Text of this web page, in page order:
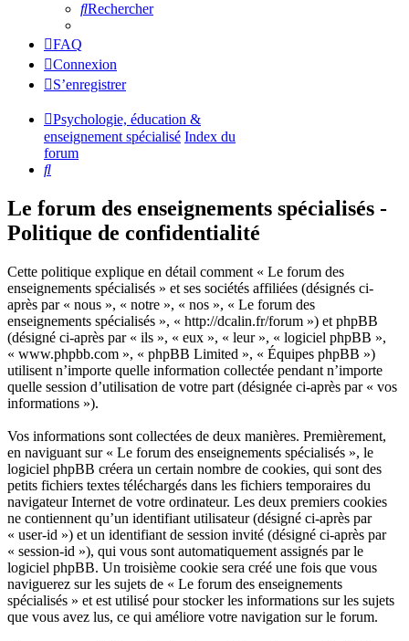
Rechercher
FAQ
Connexion
S’enregistrer
Psychologie, éducation &
enseignement spécialisé Index du
forum
Rechercher
Le forum des enseignements spécialisés -
Politique de confidentialité
Cette politique explique en détail comment « Le forum des
enseignements spécialisés » et ses sociétés affiliées (désignés ci-
après par « nous », « notre », « nos », « Le forum des
enseignements spécialisés », « http://dcalin.fr/forum ») et phpBB
(désigné ci-après par « ils », « eux », « leur », « logiciel phpBB »,
« www.phpbb.com », « phpBB Limited », « Équipes phpBB »)
utilisent n’importe quelle information collectée pendant n’importe
quelle session d’utilisation de votre part (désignée ci-après par « vos
informations »).
Vos informations sont collectées de deux manières. Premièrement,
en naviguant sur « Le forum des enseignements spécialisés », le
logiciel phpBB créera un certain nombre de cookies, qui sont des
petits fichiers textes téléchargés dans les fichiers temporaires du
navigateur Internet de votre ordinateur. Les deux premiers cookies
ne contiennent qu’un identifiant utilisateur (désigné ci-après par
« user-id ») et un identifiant de session invité (désigné ci-après par
« session-id »), qui vous sont automatiquement assignés par le
logiciel phpBB. Un troisième cookie sera créé une fois que vous
naviguerez sur les sujets de « Le forum des enseignements
spécialisés » et est utilisé pour stocker les informations sur les sujets
que vous avez lus, ce qui améliore votre navigation sur le forum.